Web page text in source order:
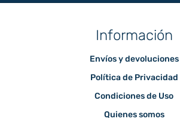
Información
Envíos y devoluciones
Política de Privacidad
Condiciones de Uso
Quienes somos